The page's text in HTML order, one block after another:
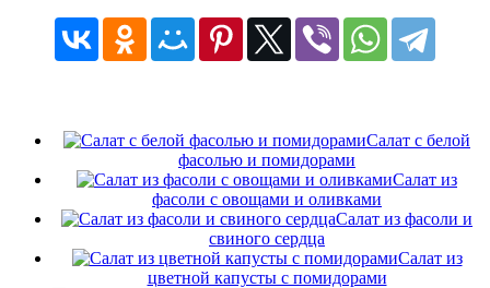
Салат с белой
фасолью и помидорами
Салат из
фасоли с овощами и оливками
Салат из фасоли и
свиного сердца
Салат из
цветной капусты с помидорами